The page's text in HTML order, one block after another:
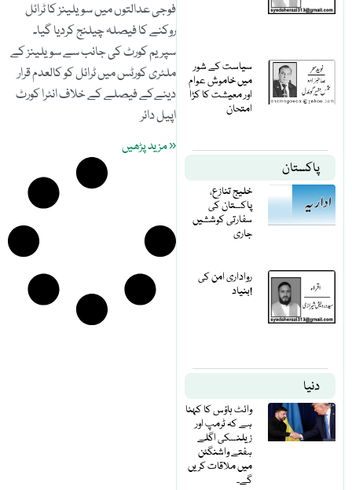
سیاست کے شور
میں خاموش عوام
اور معیشت کا کڑا
امتحان
پاکستان
خلیج تنازع،
پاکستان کی
سفارتی کوششیں
جاری
رواداری امن کی
بنیاد!
دنیا
وائٹ ہاؤس کا کہنا
ہے کہ ٹرمپ اور
زیلنسکی اگلے
ہفتے واشنگٹن
میں ملاقات کریں
گے۔
فوجی عدالتوں میں سویلینز کا ٹرائل
روکنے کا فیصلہ چیلنج کردیا گیا۔
سپریم کورٹ کی جانب سے سویلینز کے
ملٹری کورٹس میں ٹرائل کو کالعدم قرار
دینےکے فیصلے کے خلاف انٹرا کورٹ
اپیل دائر
« مزید پڑھیں